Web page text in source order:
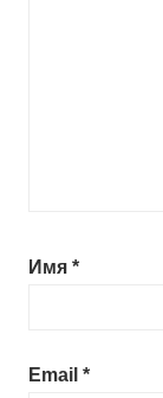
Имя *
Email *